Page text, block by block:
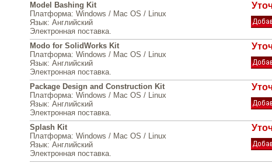
Model Bashing Kit
Платформа: Windows / Mac OS / Linux
Язык: Английский
Электронная поставка.
Modo for SolidWorks Kit
Платформа: Windows / Mac OS / Linux
Язык: Английский
Электронная поставка.
Package Design and Construction Kit
Платформа: Windows / Mac OS / Linux
Язык: Английский
Электронная поставка.
Splash Kit
Платформа: Windows / Mac OS / Linux
Язык: Английский
Электронная поставка.